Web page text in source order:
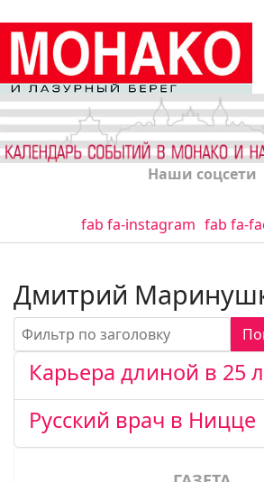
Наши соцсети
fab fa-instagram fab fa-
Дмитрий
Фильтр по заголовку
Карьера длиной в 25
Русский врач в Ницце